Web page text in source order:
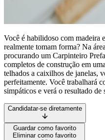
Você é habilidoso com madeira
realmente tomam forma? Na
procurando um Carpinteiro
completos de construção em
telhados a caixilhos de janelas,
perfeitamente. Você trabalhará
simpáticos e verá o resultado de
Candidatar-se diretamente
Guardar como favorito
Eliminar como favorito